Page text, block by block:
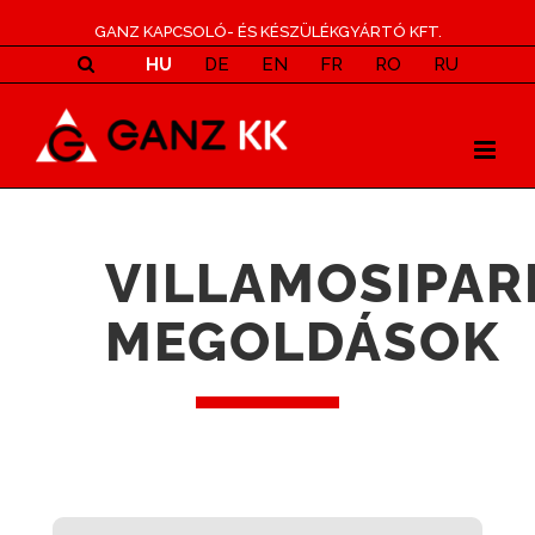
GANZ KAPCSOLÓ- ÉS KÉSZÜLÉKGYÁRTÓ KFT.
HU DE EN FR RO RU
MEGOLDÁSOK